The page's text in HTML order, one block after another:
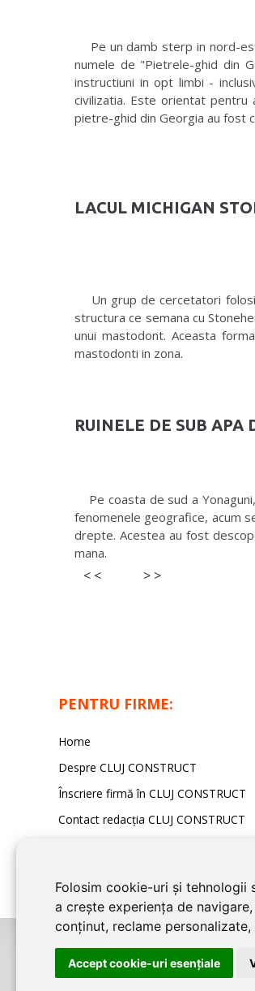
Folosim cookie-uri și tehnologii
a crește experiența de
conținut, reclame
Accept cookie-uri esenţiale
Pe un damb sterp in nord-
numele de "Pietrele-ghid din
instructiuni in opt limbi -
civilizatia. Este orientat
pietre-ghid din Georgia au fost
LACUL MICHIGAN
Un grup de cercetatori
structura ce semana cu
unui mastodont. Aceasta
mastodonti in zona.
RUINELE DE SUB APA
Pe coasta de sud a
fenomenele geografice, acum
drepte. Acestea au fost
mana.
< < > >
PENTRU FIRME:
Home
Despre CLUJ CONSTRUCT
Înscriere firmă în CLUJ CONSTRUCT
Contact redacția CLUJ CONSTRUCT
©2026 CLUJ CONSTRUCT este un serviciu de